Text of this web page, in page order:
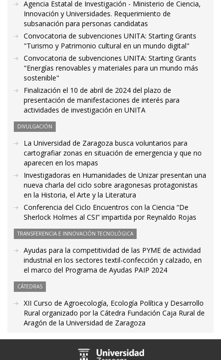
Agencia Estatal de Investigación - Ministerio de Ciencia,
Innovación y Universidades. Requerimiento de
subsanación para personas candidatas
Convocatoria de subvenciones UNITA: Starting Grants
"Turismo y Patrimonio cultural en un mundo digital"
Convocatoria de subvenciones UNITA: Starting Grants
"Energías renovables y materiales para un mundo más
sostenible"
Finalización el 10 de abril de 2024 del plazo de
presentación de manifestaciones de interés para
actividades de investigación en UNITA
DIVULGACIÓN
La Universidad de Zaragoza busca voluntarios para
cartografiar zonas en situación de emergencia y que no
aparecen en los mapas
Investigadoras en Humanidades de Unizar presentan una
nueva charla del ciclo sobre aragonesas protagonistas
en la Historia, el Arte y la Literatura
Conferencia del Ciclo Encuentros con la Ciencia “De
Sherlock Holmes al CSI” impartida por Reynaldo Rojas
TRANSFERENCIA E INNOVACIÓN TECNOLÓGICA
Ayudas para la competitividad de las PYME de actividad
industrial en los sectores textil-confección y calzado, en
el marco del Programa de Ayudas PAIP 2024
CÁTEDRAS
XII Curso de Agroecología, Ecología Política y Desarrollo
Rural organizado por la Cátedra Fundación Caja Rural de
Aragón de la Universidad de Zaragoza